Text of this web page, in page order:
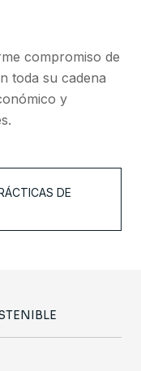
compromiso de
toda su cadena
y
DE